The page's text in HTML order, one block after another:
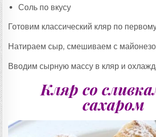
Соль по вкусу
Готовим классический кляр по
Натираем сыр, смешиваем с
Вводим сырную массу в кляр и
Кляр со
сахаром